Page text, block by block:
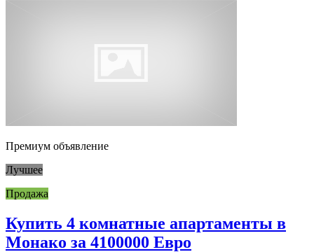
Премиум объявление
Лучшее
Продажа
Купить 4 комнатные апартаменты в
Монако за 4100000 Евро